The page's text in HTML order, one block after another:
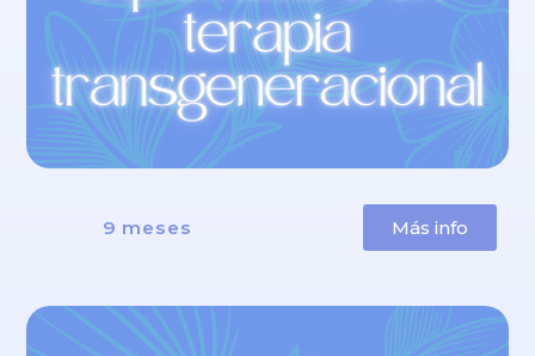
9 meses Más info